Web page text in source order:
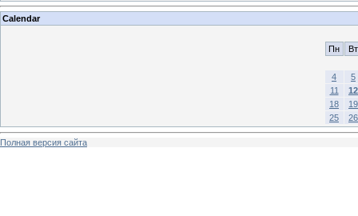
Calendar
Пн Вт
4
5
11
12
18
19
25
26
Полная версия сайта